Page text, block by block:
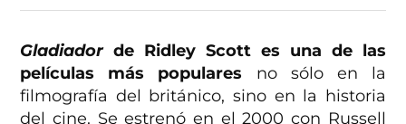
Gladiadorde Ridley Scott es una de las
películas más populares no sólo en la
filmografía del británico, sino en la historia
del cine. Se estrenó en el 2000 con Russell